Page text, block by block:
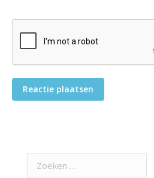
Reactie plaatsen
Search: